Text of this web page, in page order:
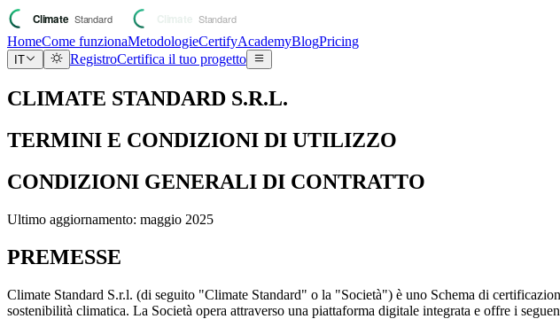
HomeCome funzionaMetodologieCertifyAcademyBlogPricing
IT RegistroCertifica il tuo progetto
CLIMATE STANDARD S.R.L.
TERMINI E CONDIZIONI DI UTILIZZO
CONDIZIONI GENERALI DI CONTRATTO
Ultimo aggiornamento: maggio 2025
PREMESSE
Climate Standard S.r.l. (di seguito "Climate Standard" o la "Società") è uno Schema di
sostenibilità climatica. La Società opera attraverso una piattaforma digitale integrata e offre i